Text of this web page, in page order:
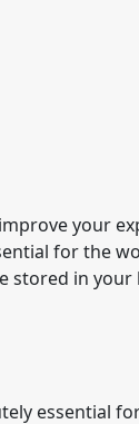
your
for the
stored in
essential